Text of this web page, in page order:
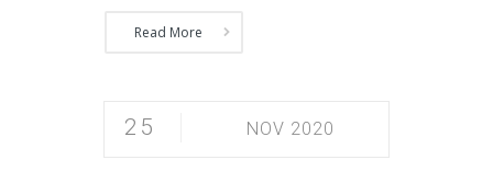
Read More
25 NOV 2020